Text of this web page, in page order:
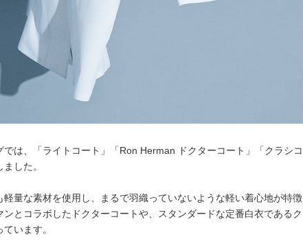
では、「ライトコート」「Ron Herman ドクターコート」「クラシコ
した。
量な素材を使用し、まるで羽織っていないような軽い着心地が特徴
とコラボしたドクターコートや、スタンダードな定番白衣であるク
います。